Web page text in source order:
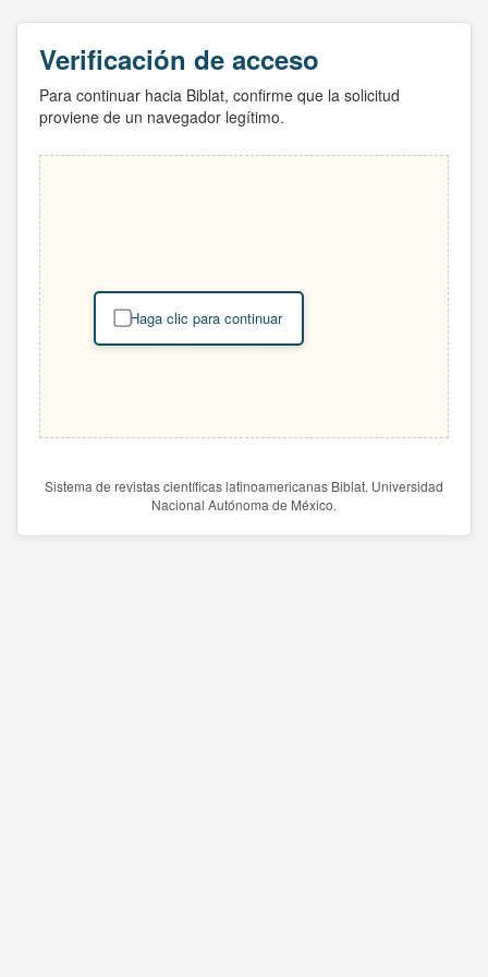
Verificación de acceso
Para continuar hacia Biblat, confirme que la solicitud
proviene de un navegador legítimo.
Haga clic para continuar
Sistema de revistas científicas latinoamericanas Biblat. Universidad
Nacional Autónoma de México.